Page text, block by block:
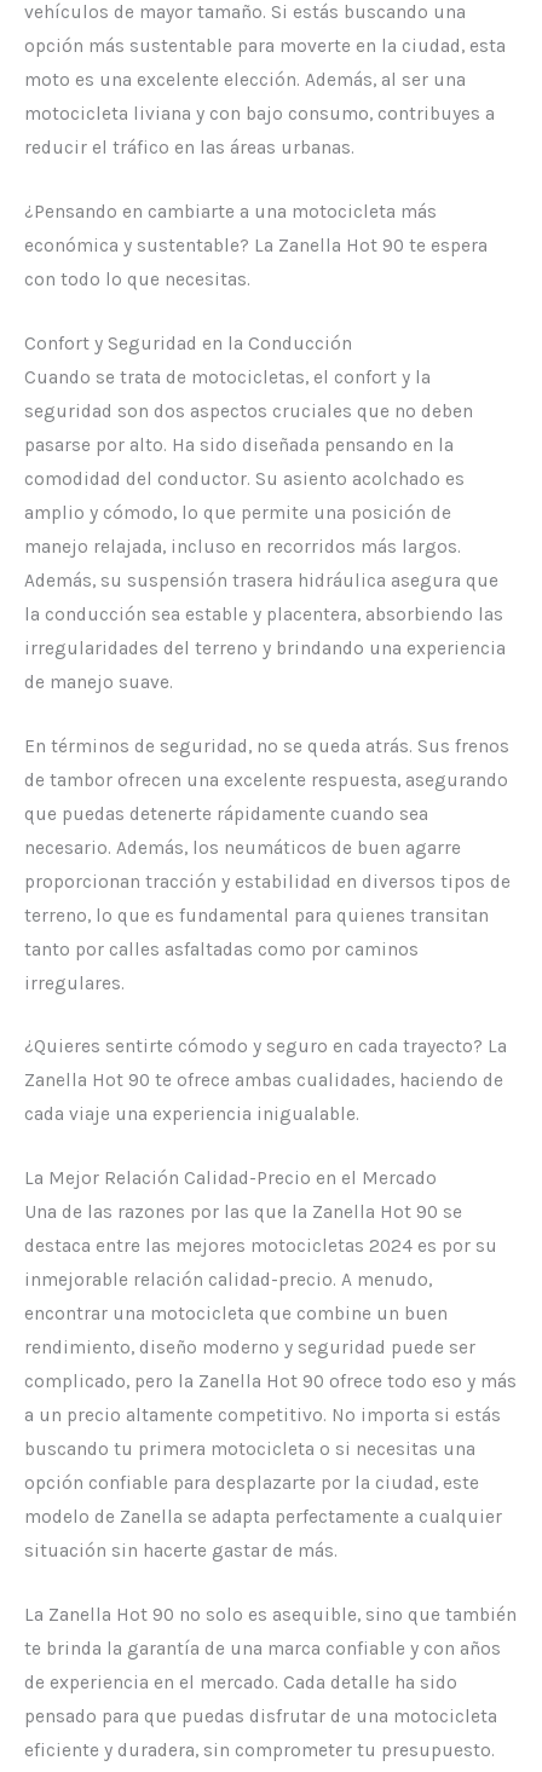
vehículos de mayor tamaño. Si estás buscando una
opción más sustentable para moverte en la ciudad, esta
moto es una excelente elección. Además, al ser una
motocicleta liviana y con bajo consumo, contribuyes a
reducir el tráfico en las áreas urbanas.
¿Pensando en cambiarte a una motocicleta más
económica y sustentable? La Zanella Hot 90 te espera
con todo lo que necesitas.
Confort y Seguridad en la Conducción
Cuando se trata de motocicletas, el confort y la
seguridad son dos aspectos cruciales que no deben
pasarse por alto. Ha sido diseñada pensando en la
comodidad del conductor. Su asiento acolchado es
amplio y cómodo, lo que permite una posición de
manejo relajada, incluso en recorridos más largos.
Además, su suspensión trasera hidráulica asegura que
la conducción sea estable y placentera, absorbiendo las
irregularidades del terreno y brindando una experiencia
de manejo suave.
En términos de seguridad, no se queda atrás. Sus frenos
de tambor ofrecen una excelente respuesta, asegurando
que puedas detenerte rápidamente cuando sea
necesario. Además, los neumáticos de buen agarre
proporcionan tracción y estabilidad en diversos tipos de
terreno, lo que es fundamental para quienes transitan
tanto por calles asfaltadas como por caminos
irregulares.
¿Quieres sentirte cómodo y seguro en cada trayecto? La
Zanella Hot 90 te ofrece ambas cualidades, haciendo de
cada viaje una experiencia inigualable.
La Mejor Relación Calidad-Precio en el Mercado
Una de las razones por las que la Zanella Hot 90 se
destaca entre las mejores motocicletas 2024 es por su
inmejorable relación calidad-precio. A menudo,
encontrar una motocicleta que combine un buen
rendimiento, diseño moderno y seguridad puede ser
complicado, pero la Zanella Hot 90 ofrece todo eso y más
a un precio altamente competitivo. No importa si estás
buscando tu primera motocicleta o si necesitas una
opción confiable para desplazarte por la ciudad, este
modelo de Zanella se adapta perfectamente a cualquier
situación sin hacerte gastar de más.
La Zanella Hot 90 no solo es asequible, sino que también
te brinda la garantía de una marca confiable y con años
de experiencia en el mercado. Cada detalle ha sido
pensado para que puedas disfrutar de una motocicleta
eficiente y duradera, sin comprometer tu presupuesto.